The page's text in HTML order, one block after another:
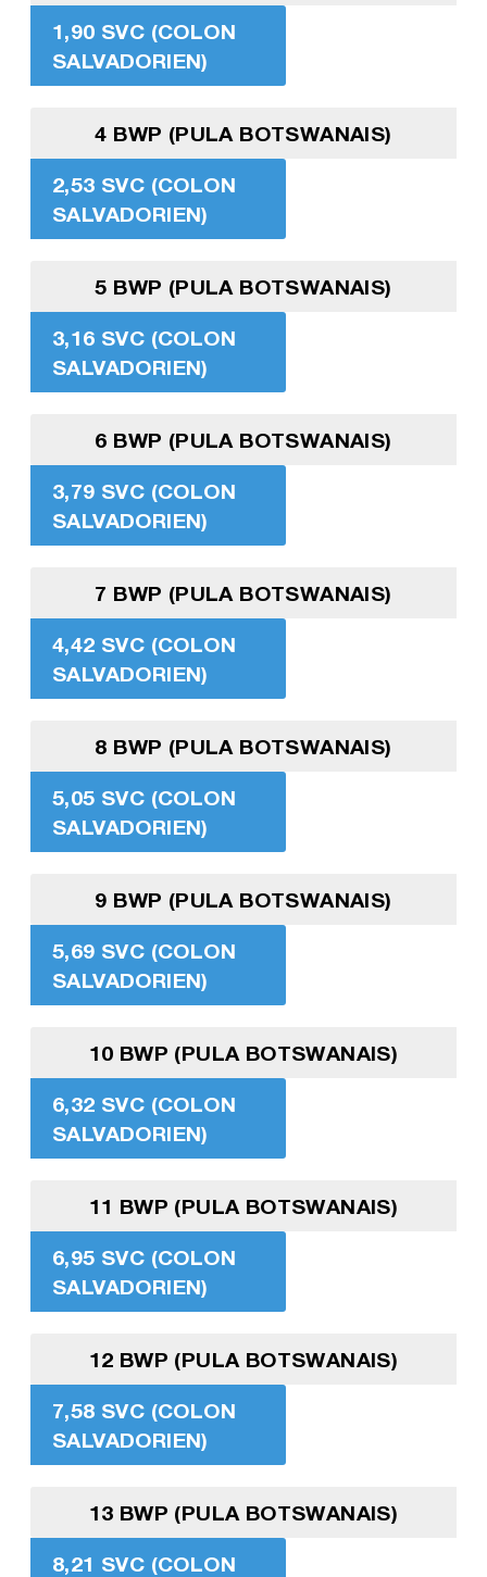
1,90 SVC (COLON
SALVADORIEN)
4 BWP (PULA BOTSWANAIS)
2,53 SVC (COLON
SALVADORIEN)
5 BWP (PULA BOTSWANAIS)
3,16 SVC (COLON
SALVADORIEN)
6 BWP (PULA BOTSWANAIS)
3,79 SVC (COLON
SALVADORIEN)
7 BWP (PULA BOTSWANAIS)
4,42 SVC (COLON
SALVADORIEN)
8 BWP (PULA BOTSWANAIS)
5,05 SVC (COLON
SALVADORIEN)
9 BWP (PULA BOTSWANAIS)
5,69 SVC (COLON
SALVADORIEN)
10 BWP (PULA BOTSWANAIS)
6,32 SVC (COLON
SALVADORIEN)
11 BWP (PULA BOTSWANAIS)
6,95 SVC (COLON
SALVADORIEN)
12 BWP (PULA BOTSWANAIS)
7,58 SVC (COLON
SALVADORIEN)
13 BWP (PULA BOTSWANAIS)
8,21 SVC (COLON